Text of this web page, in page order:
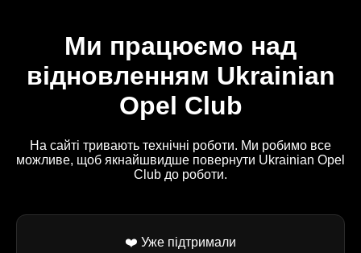
Ми працюємо над
відновленням Ukrainian
Opel Club
На сайті тривають технічні роботи. Ми робимо все
можливе, щоб якнайшвидше повернути Ukrainian Opel
Club до роботи.
❤️ Уже підтримали